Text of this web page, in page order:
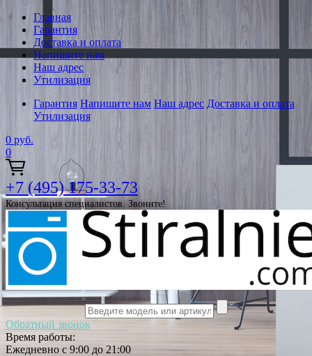
Главная
Гарантия
Доставка и оплата
Напишите нам
Наш адрес
Утилизация
Гарантия Напишите нам Наш адрес Доставка и оплата
Утилизация
0 руб.
0
+7 (495) 175-33-73
Консультация специалистов. Звоните!
Обратный звонок
Время работы:
Ежедневно с 9:00 до 21:00